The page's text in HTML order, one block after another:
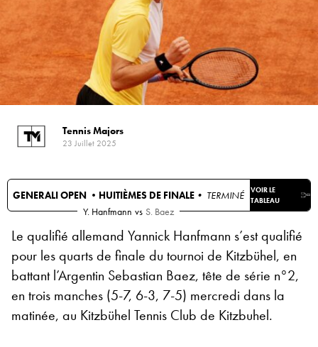
Tennis Majors
23 Juillet 2025
GENERALI OPEN • HUITIÈMES DE FINALE • TERMINÉ
VOIR LE
TABLEAU
Y. Hanfmann vs S. Baez
Le qualifié allemand Yannick Hanfmann s’est qualifié
pour les quarts de finale du tournoi de Kitzbühel, en
battant l’Argentin Sebastian Baez, tête de série n°2,
en trois manches (5-7, 6-3, 7-5) mercredi dans la
matinée, au Kitzbühel Tennis Club de Kitzbuhel.